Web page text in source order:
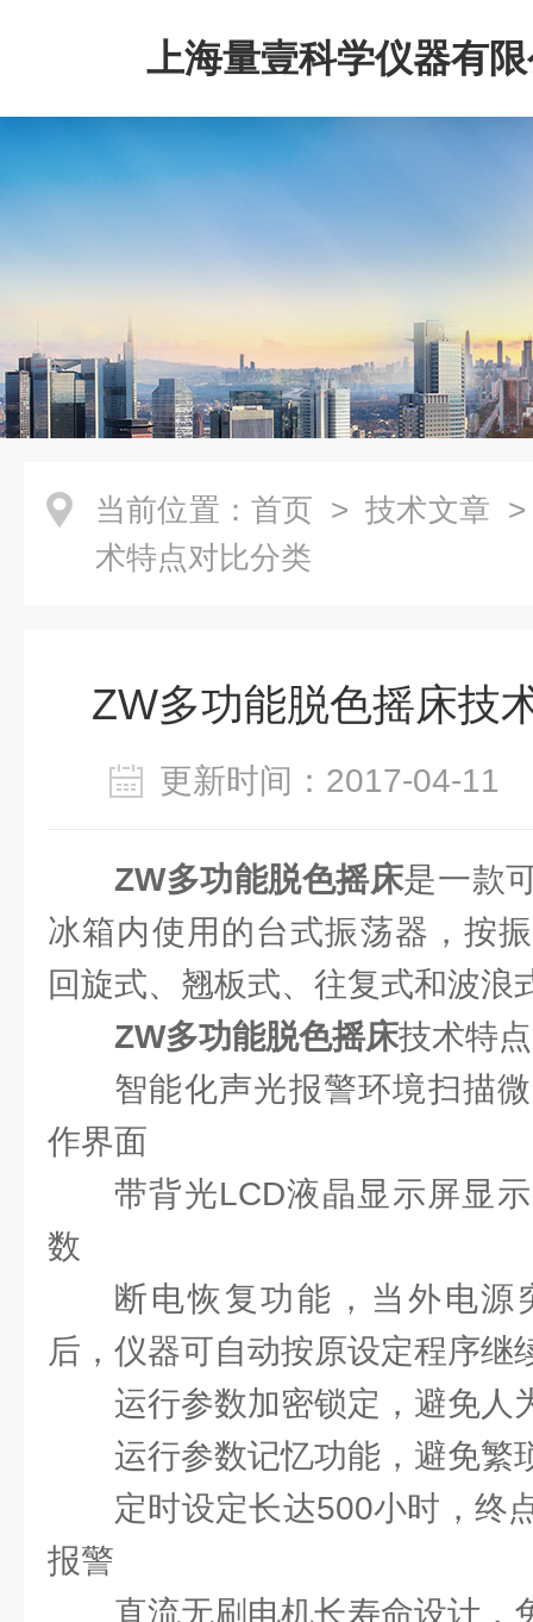
上海量壹科学仪器有
当前位置： 首页 > 技术文章
术特点对比分类
ZW多功能脱色摇床技
更新时间：2017-04-
ZW多功能脱色摇床是一款
冰箱内使用的台式振荡器，按
回旋式、翘板式、往复式和波浪
ZW多功能脱色摇床技术特点
智能化声光报警环境扫描
作界面
带背光LCD液晶显示屏显
数
断电恢复功能，当外电源
后，仪器可自动按原设定程序继
运行参数加密锁定，避免人
运行参数记忆功能，避免繁
定时设定长达500小时，终
报警
直流无刷电机长寿命设计，